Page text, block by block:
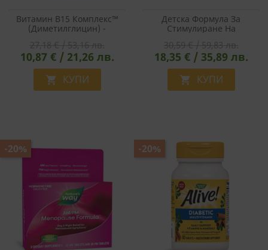
Витамин В15 Комплекс™
(Диметилглицин) -
Сърдечно Здраве, 60
Капсули
10,87 € / 21,26 лв.
 КУПИ
Детска Формула За
Стимулиране На
Таблетки
18,35 € / 35,89 лв.
 КУПИ
-20% -20%